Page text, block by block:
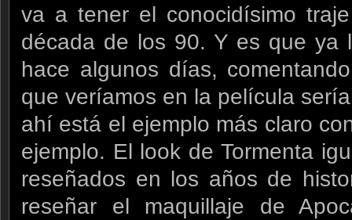
va a tener el conocidísimo
década de los 90. Y es que ya
hace algunos días,
que veríamos en la película
ahí está el ejemplo más claro
ejemplo. El look de Tormenta
reseñados en los años de
reseñar el maquillaje de